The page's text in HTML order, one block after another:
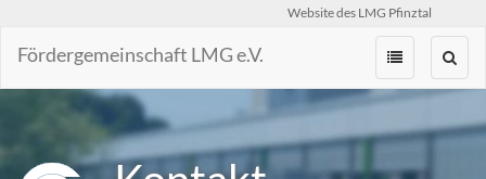
Zum
springen
Website des LMG Pfinztal
Fördergemeinschaft LMG e.V.